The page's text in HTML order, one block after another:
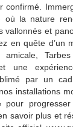
confirmé.
où la nature
vallonnés et
en quête d’un
amicale,
une
par un
installations
pour
savoir plus et